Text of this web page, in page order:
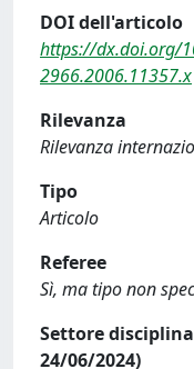
DOI dell'articolo
https://dx.doi.org/
2966.2006.11357.x
Rilevanza
Rilevanza
Tipo
Articolo
Referee
Sì, ma tipo non
Settore
24/06/2024)